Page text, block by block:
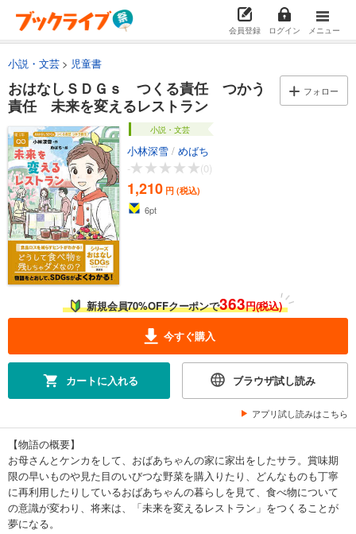
会員登録 ログイン メニュー
小説・文芸 児童書
おはなしＳＤＧｓ つくる責任 つかう
責任 未来を変えるレストラン
フォロー
小説・文芸
小林深雪 / めばち
-
(0)
1,210 円 (税込)
6pt
新規会員70%OFFクーポンで363円(税込)
今すぐ購入
カートに入れる ブラウザ試し読み
アプリ試し読みはこちら
【物語の概要】
お母さんとケンカをして、おばあちゃんの家に家出をしたサラ。賞味期
限の早いものや見た目のいびつな野菜を購入りたり、どんなものも丁寧
に再利用したりしているおばあちゃんの暮らしを見て、食べ物について
の意識が変わり、将来は、「未来を変えるレストラン」をつくることが
夢になる。